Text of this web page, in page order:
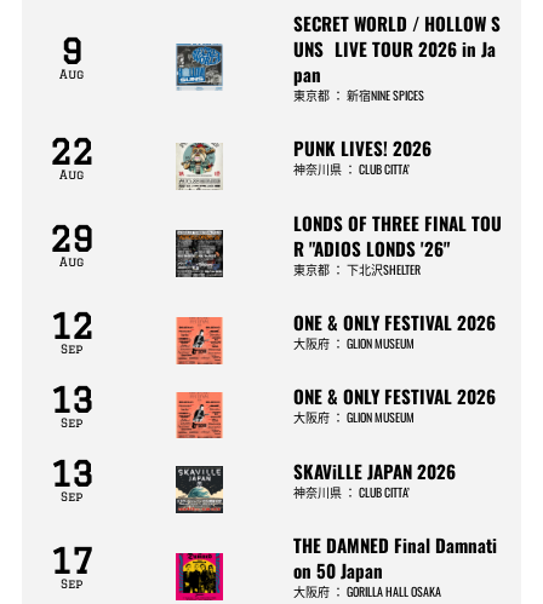
9
Aug
SECRET WORLD / HOLLOW S
UNS LIVE TOUR 2026 in Ja
pan
東京都 ：新宿NINE SPICES
22
Aug
PUNK LIVES! 2026
神奈川県 ：CLUB CITTA’
29
Aug
LONDS OF THREE FINAL TOU
R "ADIOS LONDS '26"
東京都 ：下北沢SHELTER
12
Sep
ONE & ONLY FESTIVAL 2026
大阪府 ：GLION MUSEUM
13
Sep
ONE & ONLY FESTIVAL 2026
大阪府 ：GLION MUSEUM
13
Sep
SKAViLLE JAPAN 2026
神奈川県 ：CLUB CITTA’
17
Sep
THE DAMNED Final Damnati
on 50 Japan
大阪府 ：GORILLA HALL OSAKA